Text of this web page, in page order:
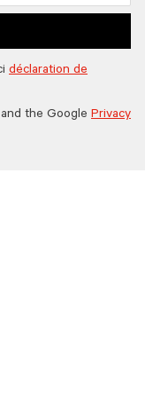
déclaration de
the Google Privacy